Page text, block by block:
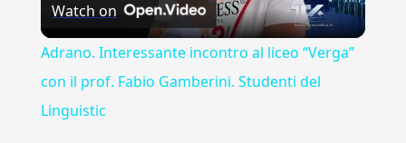
Video
Watch on
Adrano. Interessante incontro al liceo “Verga”
con il prof. Fabio Gamberini. Studenti del
Linguistic